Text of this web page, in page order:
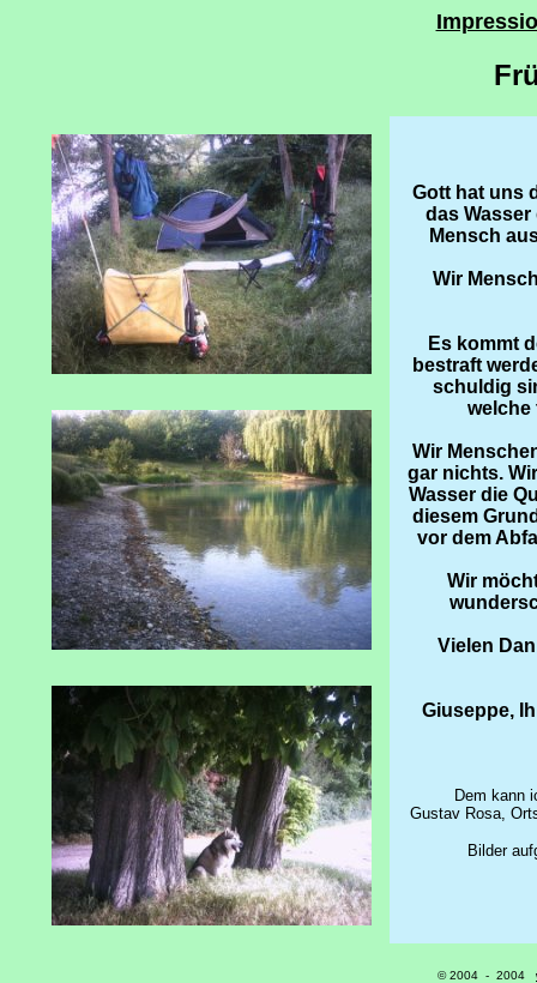
Gott hat uns
das Wasser
Mensch
Wir
Es kommt
bestraft
schuldig
welche
Wir
gar nichts.
Wasser die
diesem
vor dem
Wir
Vielen
Giuseppe,
Dem kann
Gustav Rosa,
Bilder
© 2004 - 2004